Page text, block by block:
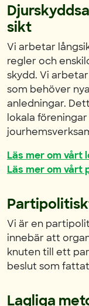
sikt
Vi arbetar
regler och
skydd. Vi
som behöver
anledningar.
lokala
Läs mer om vårt
Läs mer om vårt
Vi är en
innebär att
knuten till ett
beslut som
Lagliga